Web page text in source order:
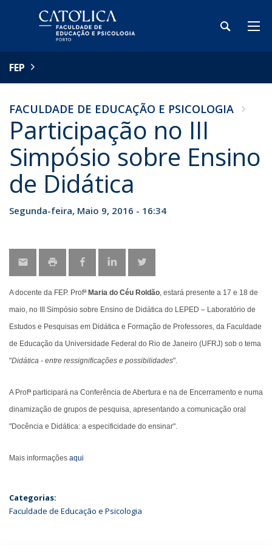
FEP
FACULDADE DE EDUCAÇÃO E PSICOLOGIA
Participação no III
Simpósio sobre Ensino
de Didática
Segunda-feira, Maio 9, 2016 - 16:34
A docente da FEP. Profª Maria do Céu Roldão, estará presente a 17 e 18 de
maio, no III Simpósio sobre Ensino de Didática do LEPED – Laboratório de
Estudos e Pesquisas em Didática e Formação de Professores, da Faculdade
de Educação da Universidade Federal do Rio de Janeiro (UFRJ) sob o tema
"Didática - entre ressignificações e possibilidades".
A Profª participará na Conferência de Abertura e na de Encerramento e numa
dinamização de grupos de pesquisa, apresentando a comunicação oral
"Docência e Didática: a especificidade do ensinar".
Mais informações aqui
Categorias:
Faculdade de Educação e Psicologia